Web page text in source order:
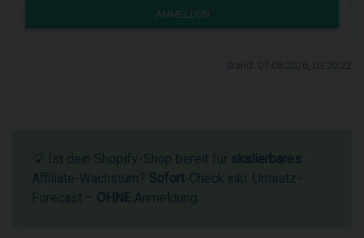
ANMELDEN
💡 Ist dein Shopify-Shop bereit für skalierbares
Affiliate-Wachstum? Sofort-Check inkl. Umsatz-
Forecast – OHNE Anmeldung.